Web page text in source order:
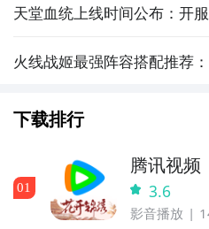
天堂血统上线时间公布：开
火线战姬最强阵容搭配推荐
下载排行
01
腾讯视频
3.6
影音播放